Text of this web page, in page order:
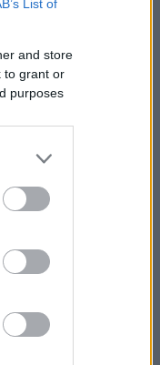
List of
and store
to grant or
purposes
στην ενίσχυση
μισθού,
με
διάστημα,
πιο
σας